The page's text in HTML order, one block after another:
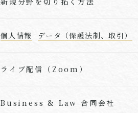
個人情報 データ（保護法制、取引）
ライブ配信（Zoom）
Business & Law 合同会社